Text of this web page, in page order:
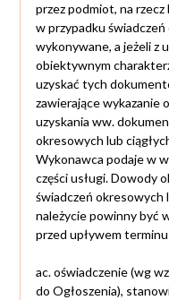
przez podmiot, na
w przypadku
wykonywane, a jeżeli z
obiektywnym
uzyskać tych
zawierające wykazanie
uzyskania ww.
okresowych lub
Wykonawca podaje w
części usługi. Dowody
świadczeń okresowych
należycie powinny być
przed upływem
ac. oświadczenie (wg
do Ogłoszenia),